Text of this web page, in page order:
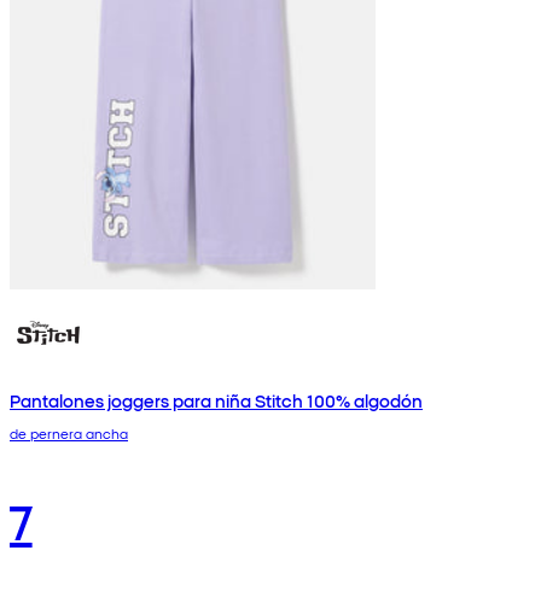
Pantalones joggers para niña Stitch 100% algodón
de pernera ancha
7